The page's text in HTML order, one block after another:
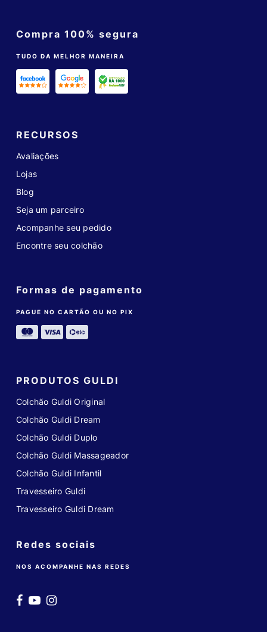
Compra 100% segura
TUDO DA MELHOR MANEIRA
RECURSOS
Avaliações
Lojas
Blog
Seja um parceiro
Acompanhe seu pedido
Encontre seu colchão
Formas de pagamento
PAGUE NO CARTÃO OU NO PIX
PRODUTOS GULDI
Colchão Guldi Original
Colchão Guldi Dream
Colchão Guldi Duplo
Colchão Guldi Massageador
Colchão Guldi Infantil
Travesseiro Guldi
Travesseiro Guldi Dream
Redes sociais
NOS ACOMPANHE NAS REDES